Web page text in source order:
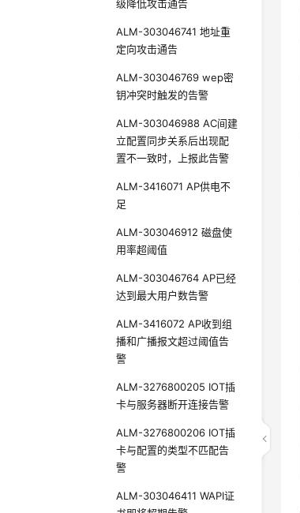
级降低攻击通告
ALM-303046741 地址重
定向攻击通告
ALM-303046769 wep密
钥冲突时触发的告警
ALM-303046988 AC间建
立配置同步关系后出现配
置不一致时，上报此告警
ALM-3416071 AP供电不
足
ALM-303046912 磁盘使
用率超阈值
ALM-303046764 AP已经
达到最大用户数告警
ALM-3416072 AP收到组
播和广播报文超过阈值告
警
ALM-3276800205 IOT插
卡与服务器断开连接告警
ALM-3276800206 IOT插
卡与配置的类型不匹配告
警
ALM-303046411 WAPI证